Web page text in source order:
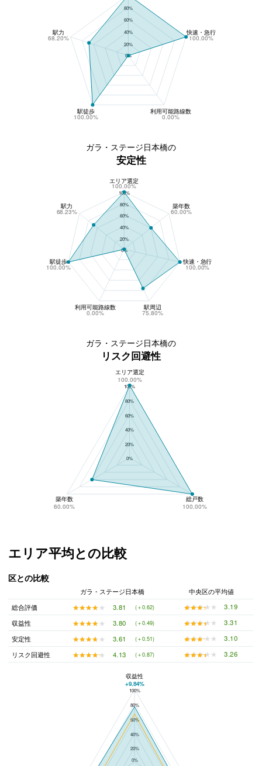
80%
60%
40%
20%
0%
駅力
68.20%
駅徒歩
100.00%
利用可能路線数
0.00%
快速・急行
100.00%
ガラ・ステージ日本橋の
安定性
100%
80%
60%
40%
20%
0%
エリア選定
100.00%
駅力
68.23%
駅徒歩
100.00%
利用可能路線数
0.00%
駅周辺
75.80%
快速・急行
100.00%
築年数
60.00%
ガラ・ステージ日本橋の
リスク回避性
ガラ・ステージ日本橋のリスク回避性
100%
80%
60%
40%
20%
0%
エリア選定
100.00%
築年数
60.00%
総戸数
100.00%
エリア平均との比較
区との比較
ガラ・ステージ日本橋
中央区の平均値
総合評価
★★★★★
★★★★★ 3.81 (＋0.62) ★★★★★
★★★★★
3.19
収益性
★★★★★
★★★★★ 3.80 (＋0.49) ★★★★★
★★★★★
3.31
安定性
★★★★★
★★★★★ 3.61 (＋0.51) ★★★★★
★★★★★
3.10
リスク回避性
★★★★★
★★★★★ 4.13 (＋0.87) ★★★★★
★★★★★ 3.26
ガラ・ステージ日本橋と中央区の平均値の総合評価の比較
100%
80%
60%
40%
20%
0%
収益性
+9.84%